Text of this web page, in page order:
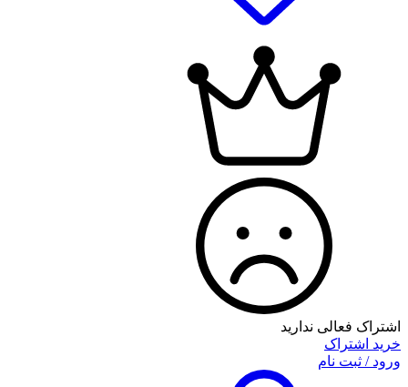
اشتراک فعالی ندارید
خرید اشتراک
ورود / ثبت نام